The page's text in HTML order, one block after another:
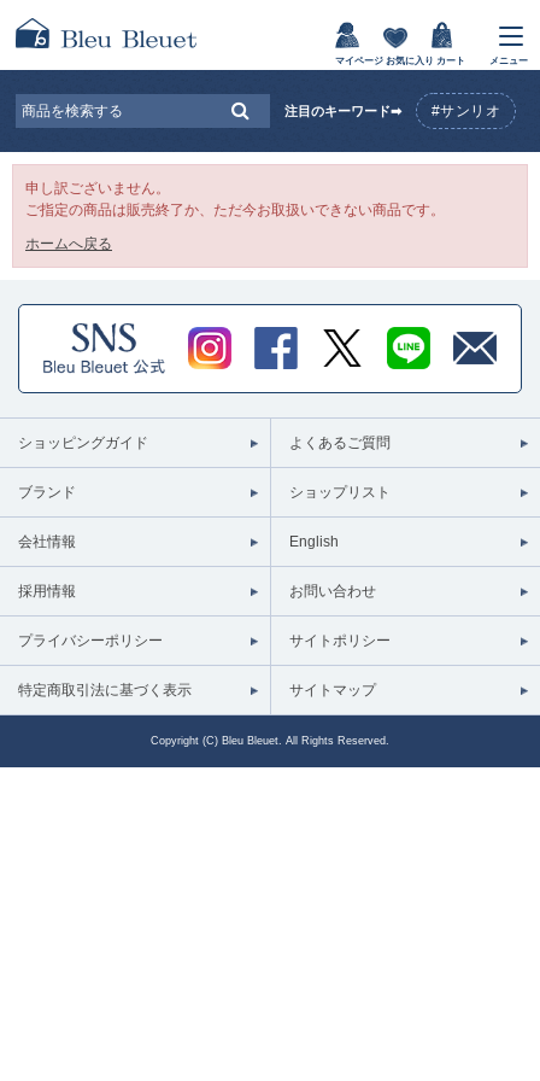
マイページ お気に入り カート メニュー
注目のキーワード➡ #サンリオ
申し訳ございません。
ご指定の商品は販売終了か、ただ今お取扱いできない商品です。
ホームへ戻る
ショッピングガイド よくあるご質問
ブランド ショップリスト
会社情報 English
採用情報 お問い合わせ
プライバシーポリシー サイトポリシー
特定商取引法に基づく表示 サイトマップ
Copyright (C) Bleu Bleuet. All Rights Reserved.